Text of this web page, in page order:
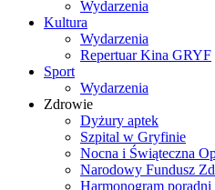
Wydarzenia
Kultura
Wydarzenia
Repertuar Kina GRYF
Sport
Wydarzenia
Zdrowie
Dyżury aptek
Szpital w Gryfinie
Nocna i Świąteczna
Narodowy Fundusz
Harmonogram poradni